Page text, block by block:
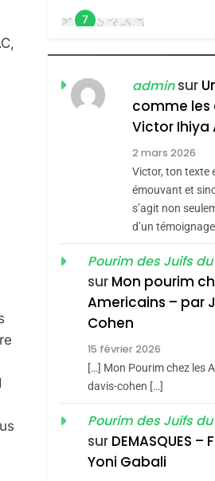
7
Hadida
JUDAISME
Maroc
De
De
Du
DAFINA
Oeil
CINEMA
«Tu
Boy
3
SOUVENIRS
4
adminsur
comme les
Victor Ihiya
2 mars 2026
Victor, ton texte
émouvant et
s’agit non
d’un
Pourim des Juifs
sur Mon pourim
Americains – par
Cohen
15 février 2026
[…] Mon Pourim chez les
davis-cohen […]
Pourim des Juifs
sur DEMASQUES
Yoni Gabali